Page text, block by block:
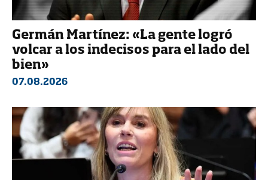
Germán Martínez: «La gente logró
volcar a los indecisos para el lado del
bien»
07.08.2026